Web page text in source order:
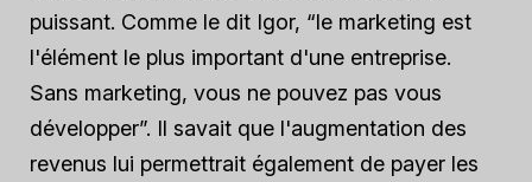
puissant. Comme le dit Igor, “le marketing est
l'élément le plus important d'une entreprise.
Sans marketing, vous ne pouvez pas vous
développer”. Il savait que l'augmentation des
revenus lui permettrait également de payer les